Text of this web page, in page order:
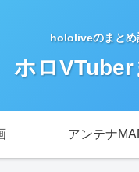
hololiveのまとめ
ホロ
アンテナ